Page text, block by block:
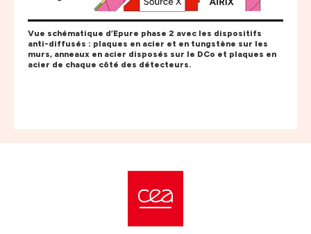
Vue schématique d’Epure phase 2 avec les dispositifs
anti-diffusés : plaques en acier et en tungstène sur les
murs, anneaux en acier disposés sur le DCo et plaques en
acier de chaque côté des détecteurs.